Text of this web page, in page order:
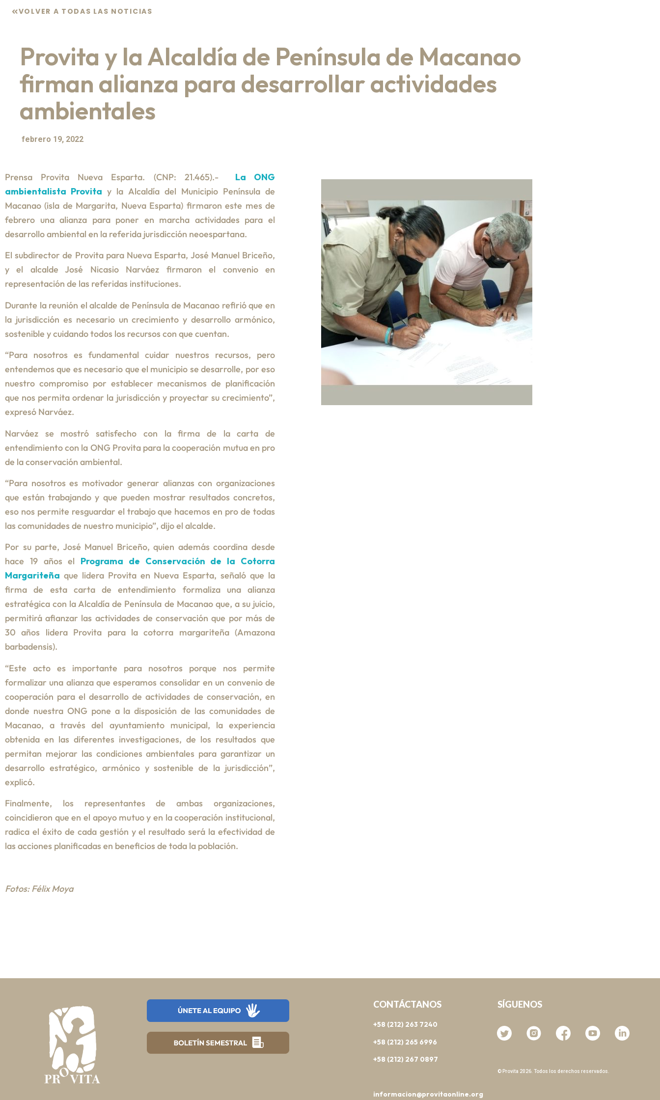
VOLVER A TODAS LAS NOTICIAS
Provita y la Alcaldía de Península de Macanao
firman alianza para desarrollar actividades
ambientales
febrero 19, 2022
Prensa Provita Nueva Esparta. (CNP: 21.465).- La ONG
ambientalista Provita y la Alcaldía del Municipio Península de
Macanao (isla de Margarita, Nueva Esparta) firmaron este mes de
febrero una alianza para poner en marcha actividades para el
desarrollo ambiental en la referida jurisdicción neoespartana.
El subdirector de Provita para Nueva Esparta, José Manuel Briceño,
y el alcalde José Nicasio Narváez firmaron el convenio en
representación de las referidas instituciones.
Durante la reunión el alcalde de Península de Macanao refirió que en
la jurisdicción es necesario un crecimiento y desarrollo armónico,
sostenible y cuidando todos los recursos con que cuentan.
“Para nosotros es fundamental cuidar nuestros recursos, pero
entendemos que es necesario que el municipio se desarrolle, por eso
nuestro compromiso por establecer mecanismos de planificación
que nos permita ordenar la jurisdicción y proyectar su crecimiento”,
expresó Narváez.
Narváez se mostró satisfecho con la firma de la carta de
entendimiento con la ONG Provita para la cooperación mutua en pro
de la conservación ambiental.
“Para nosotros es motivador generar alianzas con organizaciones
que están trabajando y que pueden mostrar resultados concretos,
eso nos permite resguardar el trabajo que hacemos en pro de todas
las comunidades de nuestro municipio”, dijo el alcalde.
Por su parte, José Manuel Briceño, quien además coordina desde
hace 19 años el Programa de Conservación de la Cotorra
Margariteña que lidera Provita en Nueva Esparta, señaló que la
firma de esta carta de entendimiento formaliza una alianza
estratégica con la Alcaldía de Península de Macanao que, a su juicio,
permitirá afianzar las actividades de conservación que por más de
30 años lidera Provita para la cotorra margariteña (Amazona
barbadensis).
“Este acto es importante para nosotros porque nos permite
formalizar una alianza que esperamos consolidar en un convenio de
cooperación para el desarrollo de actividades de conservación, en
donde nuestra ONG pone a la disposición de las comunidades de
Macanao, a través del ayuntamiento municipal, la experiencia
obtenida en las diferentes investigaciones, de los resultados que
permitan mejorar las condiciones ambientales para garantizar un
desarrollo estratégico, armónico y sostenible de la jurisdicción”,
explicó.
Finalmente, los representantes de ambas organizaciones,
coincidieron que en el apoyo mutuo y en la cooperación institucional,
radica el éxito de cada gestión y el resultado será la efectividad de
las acciones planificadas en beneficios de toda la población.
Fotos: Félix Moya
CONTÁCTANOS
+58 (212) 263 7240
+58 (212) 265 6996
+58 (212) 267 0897
informacion@provitaonline.org
SÍGUENOS
© Provita 2026. Todos los derechos reservados.